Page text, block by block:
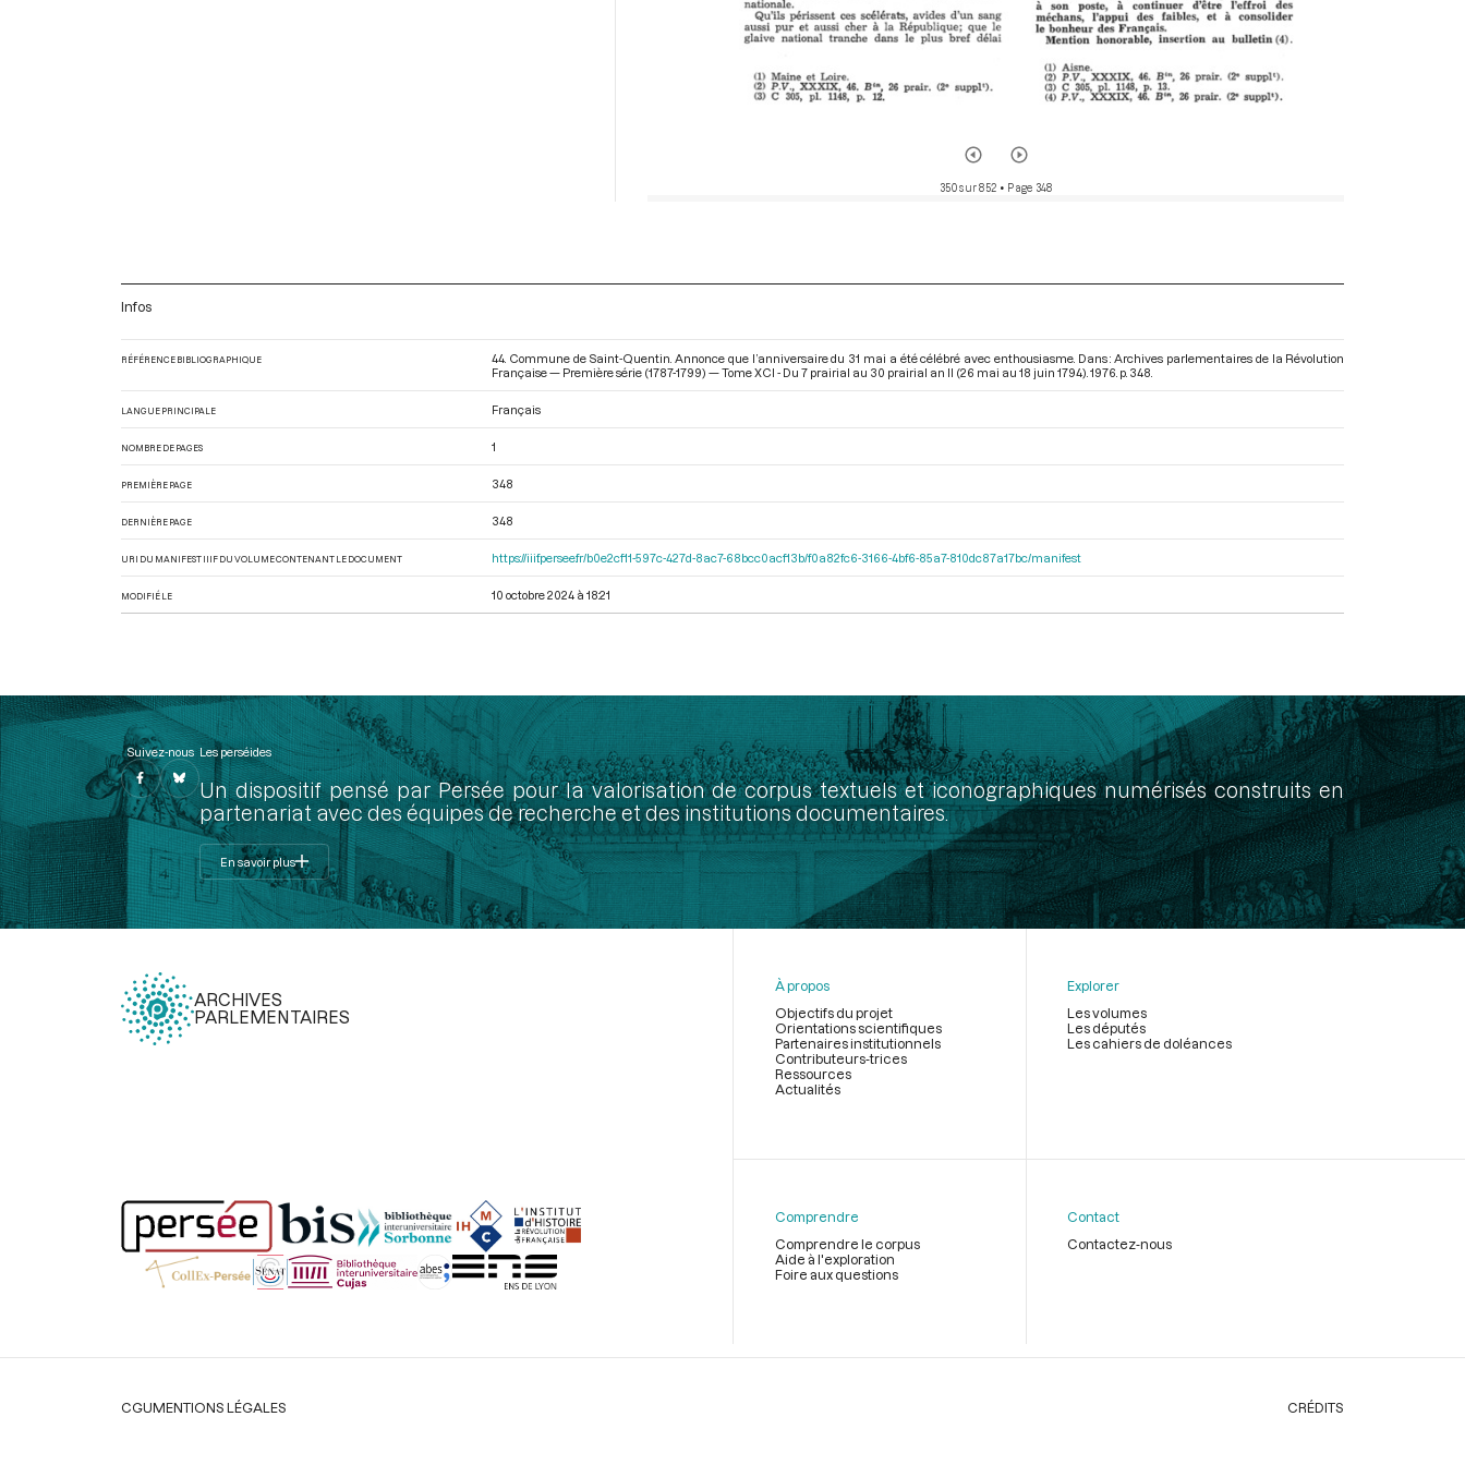
350 sur 852 • Page 348
Infos
RÉFÉRENCE BIBLIOGRAPHIQUE
44. Commune de Saint-Quentin. Annonce que l’anniversaire du 31 mai a été célébré avec enthousiasme. Dans : Archives parlementaires de la Révolution
Française — Première série (1787-1799) — Tome XCI - Du 7 prairial au 30 prairial an II (26 mai au 18 juin 1794) . 1976. p. 348.
LANGUE PRINCIPALE Français
NOMBRE DE PAGES 1
PREMIÈRE PAGE 348
DERNIÈRE PAGE 348
URI DU MANIFEST IIIF DU VOLUME CONTENANT LE DOCUMENT https://iiif.persee.fr/b0e2cf11-597c-427d-8ac7-68bcc0acf13b/f0a82fc6-3166-4bf6-85a7-810dc87a17bc/manifest
MODIFIÉ LE 10 octobre 2024 à 18:21
Suivez-nous Les perséides
Un dispositif pensé par Persée pour la valorisation de corpus textuels et iconographiques numérisés construits en
partenariat avec des équipes de recherche et des institutions documentaires.
En savoir plus
ARCHIVES
PARLEMENTAIRES
page
À propos
Objectifs du projet
Orientations scientifiques
Partenaires institutionnels
Contributeurs-trices
Ressources
Actualités
Explorer
Les volumes
Les députés
Les cahiers de doléances
Comprendre
Comprendre le corpus
Aide à l'exploration
Foire aux questions
Contact
Contactez-nous
Légal
CGUMENTIONS LÉGALES CRÉDITS